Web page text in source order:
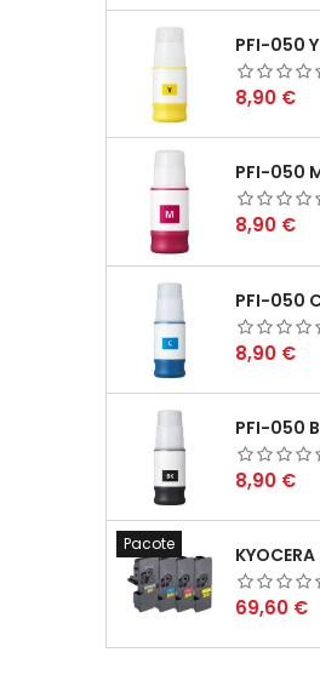
Preço
8,90 €
Preço
8,90 €
Preço
8,90 €
Preço
8,90 €
Pacote
Preço
69,60 €